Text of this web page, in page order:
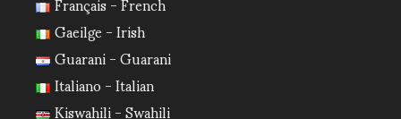
Gaeilge - Irish
Guarani - Guarani
Italiano - Italian